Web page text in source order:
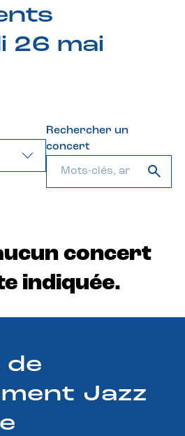
26 mai
Rechercher un
concert
concert
indiquée.
de
Jazz